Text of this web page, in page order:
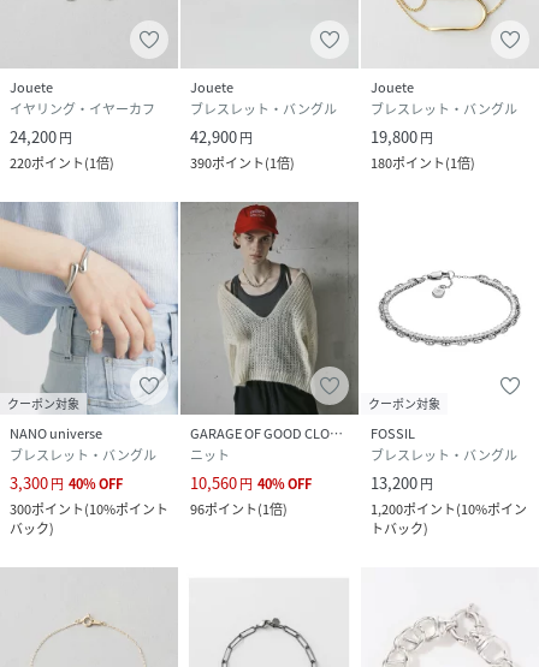
Jouete
イヤリング・イヤーカフ
24,200円
220ポイント(1倍)
Jouete
ブレスレット・バングル
42,900円
390ポイント(1倍)
Jouete
ブレスレット・バングル
19,800円
180ポイント(1倍)
クーポン対象
NANO universe
ブレスレット・バングル
3,300円 40%OFF
300ポイント(10%ポイント
バック)
GARAGE OF GOOD CLOTHING
ニット
10,560円 40%OFF
96ポイント(1倍)
クーポン対象
FOSSIL
ブレスレット・バングル
13,200円
1,200ポイント(10%ポイン
トバック)